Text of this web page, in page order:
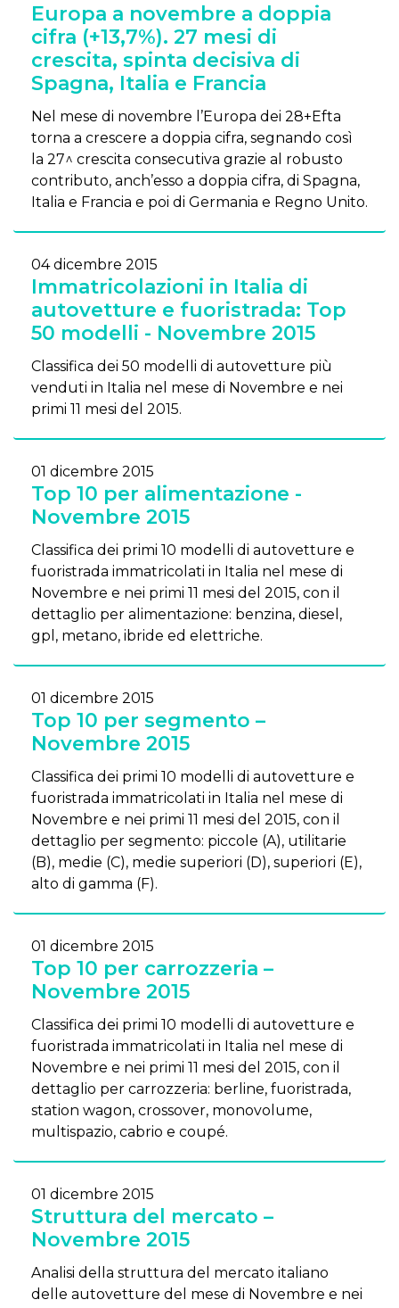
Europa a novembre a doppia
cifra (+13,7%). 27 mesi di
crescita, spinta decisiva di
Spagna, Italia e Francia
Nel mese di novembre l’Europa dei 28+Efta
torna a crescere a doppia cifra, segnando così
la 27^ crescita consecutiva grazie al robusto
contributo, anch’esso a doppia cifra, di Spagna,
Italia e Francia e poi di Germania e Regno Unito.
04 dicembre 2015
Immatricolazioni in Italia di
autovetture e fuoristrada: Top
50 modelli - Novembre 2015
Classifica dei 50 modelli di autovetture più
venduti in Italia nel mese di Novembre e nei
primi 11 mesi del 2015.
01 dicembre 2015
Top 10 per alimentazione -
Novembre 2015
Classifica dei primi 10 modelli di autovetture e
fuoristrada immatricolati in Italia nel mese di
Novembre e nei primi 11 mesi del 2015, con il
dettaglio per alimentazione: benzina, diesel,
gpl, metano, ibride ed elettriche.
01 dicembre 2015
Top 10 per segmento –
Novembre 2015
Classifica dei primi 10 modelli di autovetture e
fuoristrada immatricolati in Italia nel mese di
Novembre e nei primi 11 mesi del 2015, con il
dettaglio per segmento: piccole (A), utilitarie
(B), medie (C), medie superiori (D), superiori (E),
alto di gamma (F).
01 dicembre 2015
Top 10 per carrozzeria –
Novembre 2015
Classifica dei primi 10 modelli di autovetture e
fuoristrada immatricolati in Italia nel mese di
Novembre e nei primi 11 mesi del 2015, con il
dettaglio per carrozzeria: berline, fuoristrada,
station wagon, crossover, monovolume,
multispazio, cabrio e coupé.
01 dicembre 2015
Struttura del mercato –
Novembre 2015
Analisi della struttura del mercato italiano
delle autovetture del mese di Novembre e nei